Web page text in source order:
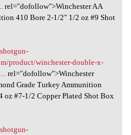
rel="dofollow">Winchester AA
410 Bore 2-1/2″ 1/2 oz #9 Shot
product/winchester-double-x-
rel="dofollow">Winchester
Grade Turkey Ammunition
oz #7-1/2 Copper Plated Shot Box